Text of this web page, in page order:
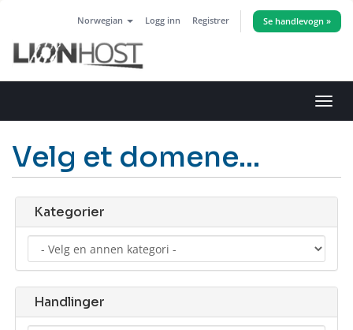
Norwegian Logg inn Registrer Se handlevogn »
Bytt
Velg et domene...
Kategorier
Handlinger